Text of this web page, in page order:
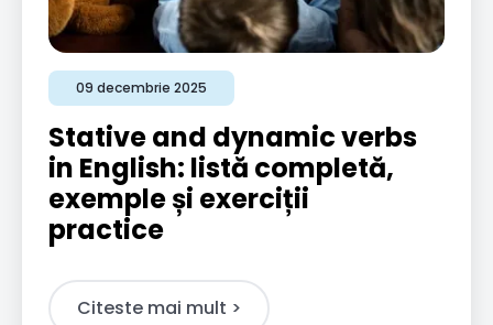
09 decembrie 2025
Stative and dynamic verbs
in English: listă completă,
exemple și exerciții
practice
Citeste mai mult >​